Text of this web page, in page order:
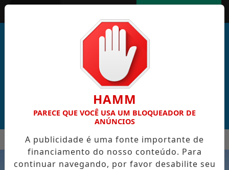
CABO VERDE VENCE ELEIÇÃO DO GOL MAIS BONITO DA
EM ALTA
MENU
HAMM
PARECE QUE VOCÊ USA UM BLOQUEADOR DE
ANÚNCIOS
A publicidade é uma fonte importante de
financiamento do nosso conteúdo. Para
continuar navegando, por favor desabilite seu